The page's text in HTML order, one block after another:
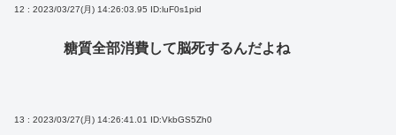
12 : 2023/03/27(月) 14:26:03.95 ID:luF0s1pid
糖質全部消費して脳死するんだよね
13 : 2023/03/27(月) 14:26:41.01 ID:VkbGS5Zh0